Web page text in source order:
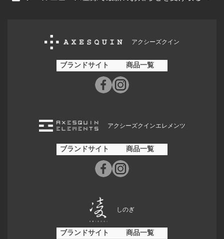
アクシーズクイン
ブランドサイト 商品一覧
アクシーズクインエレメンツ
ブランドサイト 商品一覧
しのぎ
ブランドサイト 商品一覧